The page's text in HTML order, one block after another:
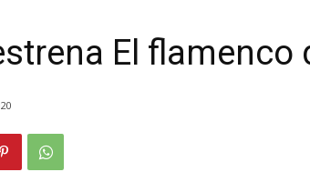
El flamenco